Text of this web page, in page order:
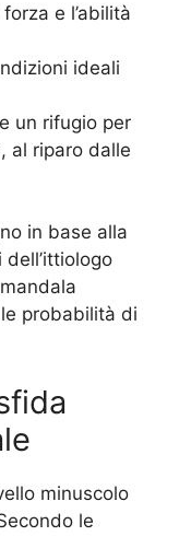
e l’abilità
ideali
un rifugio per
al riparo dalle
in base alla
le probabilità di
minuscolo
le